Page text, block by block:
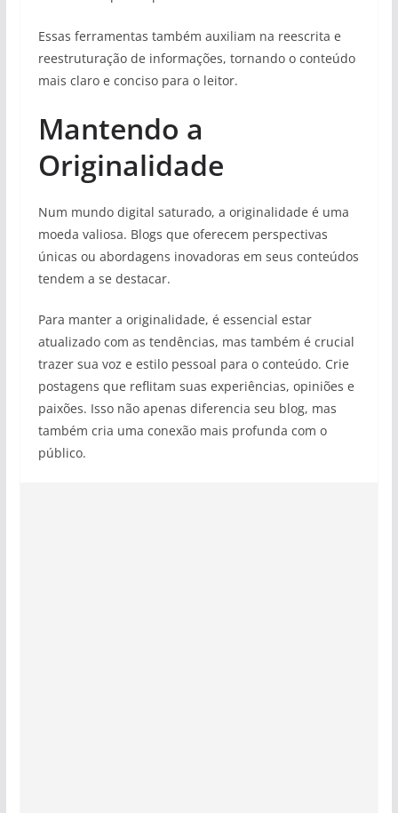
Essas ferramentas também auxiliam na reescrita e
reestruturação de informações, tornando o conteúdo
mais claro e conciso para o leitor.
Mantendo a
Originalidade
Num mundo digital saturado, a originalidade é uma
moeda valiosa. Blogs que oferecem perspectivas
únicas ou abordagens inovadoras em seus conteúdos
tendem a se destacar.
Para manter a originalidade, é essencial estar
atualizado com as tendências, mas também é crucial
trazer sua voz e estilo pessoal para o conteúdo. Crie
postagens que reflitam suas experiências, opiniões e
paixões. Isso não apenas diferencia seu blog, mas
também cria uma conexão mais profunda com o
público.